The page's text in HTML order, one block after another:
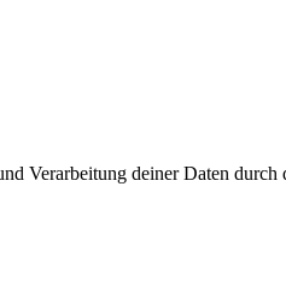
Verarbeitung deiner Daten durch